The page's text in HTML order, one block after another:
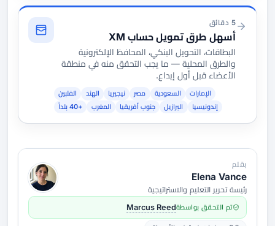
5 دقائق
أسهل طرق تمويل حساب XM
البطاقات، التحويل البنكي، المحافظ الإلكترونية
والطرق المحلية — ما يجب التحقق منه في منطقة
الأعضاء قبل أول إيداع.
الإمارات السعودية مصر نيجيريا الهند
الفلبين
إندونيسيا
البرازيل جنوب أفريقيا المغرب +40 بلداً
بقلم
Elena Vance
رئيسة تحرير التعليم والاستراتيجية
تم التحقق بواسطةMarcus Reed